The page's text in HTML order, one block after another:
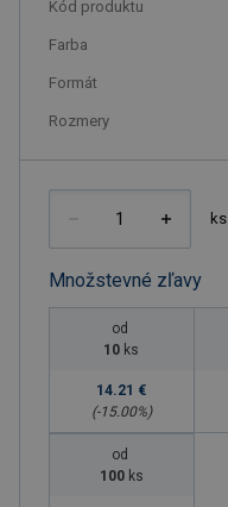
Kód produktu
Farba
Formát
Rozmery
ks
Množstevné zľavy
od
10 ks
14.21 €
(-15.00%)
od
100 ks